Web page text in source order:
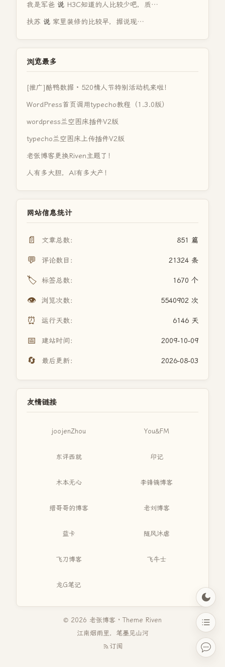
我是军爸 说 H3C知道的人比较少吧，质…
扶苏 说 家里装修的比较早，据说现…
浏览最多
[推广]酷鸭数据 · 520情人节特别活动机来啦！
WordPress首页调用typecho教程（1.3.0版）
wordpress兰空图床插件V2版
typecho兰空图床上传插件V2版
老张博客更换Riven主题了！
人有多大胆，AI有多大产！
网站信息统计
📄 文章总数： 851 篇
💬 评论数目： 21324 条
🏷️ 标签总数： 1670 个
👁️ 浏览次数： 5540902 次
⏰ 运行天数： 6146 天
📅 建站时间： 2009-10-09
🔄 最后更新： 2026-08-03
友情链接
joojenZhou You&FM
东评西就 印记
木本无心 李锋镝博客
缙哥哥的博客 老刘博客
蓝卡 随风沐虐
飞刀博客 飞牛士
龙G笔记
© 2026 老张博客 · Theme Riven
江南烟雨里，笔墨见山河
订阅